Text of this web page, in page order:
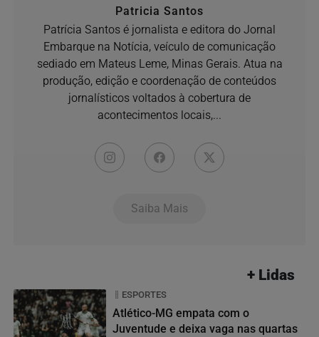
Patricia Santos
Patrícia Santos é jornalista e editora do Jornal
Embarque na Notícia, veículo de comunicação
sediado em Mateus Leme, Minas Gerais. Atua na
produção, edição e coordenação de conteúdos
jornalísticos voltados à cobertura de
acontecimentos locais,...
Saiba Mais
+ Lidas
ESPORTES
Atlético-MG empata com o
Juventude e deixa vaga nas quartas